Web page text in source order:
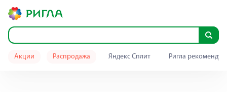
Акции Распродажа Яндекс Сплит Ригла